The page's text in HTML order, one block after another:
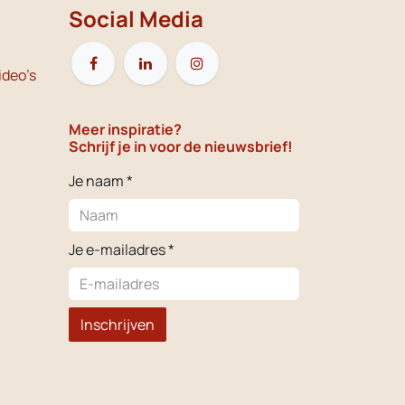
Social Media
Meer inspiratie?
Schrijf je in voor de nieuwsbrief!
Je naam *
Je e-mailadres *
Inschrijven